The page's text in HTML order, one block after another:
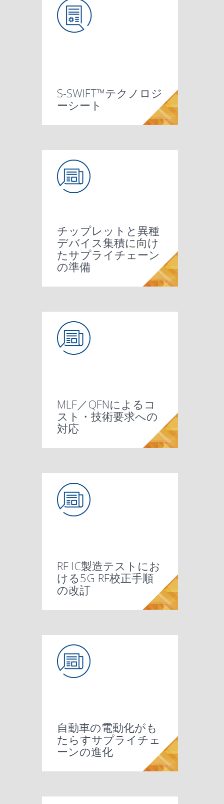
S-SWIFT™テクノロジ
ーシート
チップレットと異種
デバイス集積に向け
たサプライチェーン
の準備
MLF／QFNによるコ
スト・技術要求への
対応
RF IC製造テストにお
ける5G RF校正手順
の改訂
自動車の電動化がも
たらすサプライチェ
ーンの進化